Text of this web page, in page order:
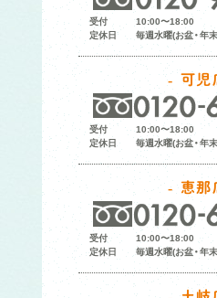
受付
10:00〜18:00
定休日
毎週水曜(お盆・年
可児
受付
10:00〜18:00
定休日
毎週水曜(お盆・年
恵那
受付
10:00〜18:00
定休日
毎週水曜(お盆・年